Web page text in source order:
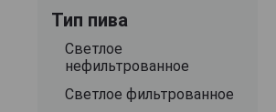
Тип пива
Светлое
нефильтрованное
Светлое фильтрованное